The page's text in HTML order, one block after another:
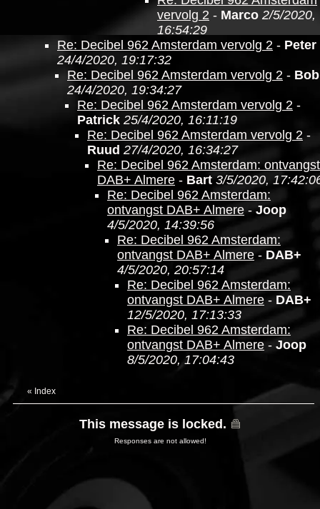
vervolg 2 - Marco 2/5/2020,
16:54:29
Re: Decibel 962 Amsterdam vervolg 2 - Peter
24/4/2020, 19:17:32
Re: Decibel 962 Amsterdam vervolg 2 - Bob
24/4/2020, 19:34:27
Re: Decibel 962 Amsterdam vervolg 2 -
Patrick 25/4/2020, 16:11:19
Re: Decibel 962 Amsterdam vervolg 2 -
Ruud 27/4/2020, 16:34:27
Re: Decibel 962 Amsterdam: ontvangst
DAB+ Almere - Bart 3/5/2020,
Re: Decibel 962 Amsterdam:
ontvangst DAB+ Almere -Joop
4/5/2020, 14:39:56
Re: Decibel 962 Amsterdam:
ontvangst DAB+ Almere - DAB+
4/5/2020, 20:57:14
Re: Decibel 962 Amsterdam:
ontvangst DAB+ Almere - DAB+
12/5/2020, 17:13:33
Re: Decibel 962 Amsterdam:
ontvangst DAB+ Almere - Joop
8/5/2020, 17:04:43
« Index
This message is locked.
Responses are not allowed!